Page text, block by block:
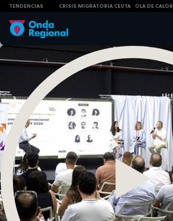
TENDENCIAS CRISIS MIGRATORIA CEUTA OLA DE CALOR